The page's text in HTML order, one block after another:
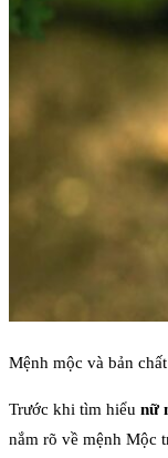
Mệnh mộc và bản
Trước khi tìm hiểu nữ
nắm rõ về mệnh Mộc